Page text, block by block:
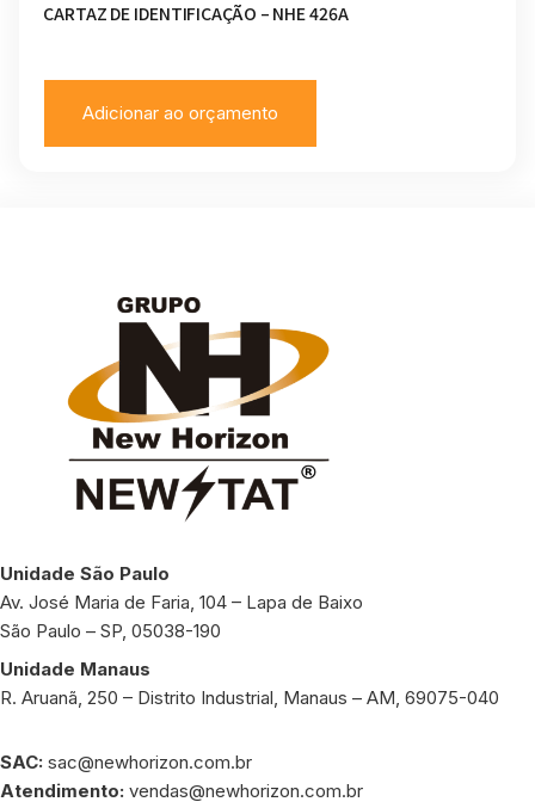
CARTAZ DE IDENTIFICAÇÃO – NHE 426A
Adicionar ao orçamento
Unidade São Paulo
Av. José Maria de Faria, 104 – Lapa de Baixo
São Paulo – SP, 05038-190
Unidade Manaus
R. Aruanã, 250 – Distrito Industrial, Manaus – AM, 69075-040
SAC: sac@newhorizon.com.br
Atendimento: vendas@newhorizon.com.br